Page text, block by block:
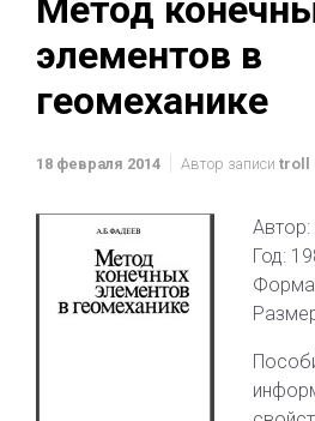
Метод
элементов в
геомеханике
18 февраля 2014 Автор записи troll
Год: